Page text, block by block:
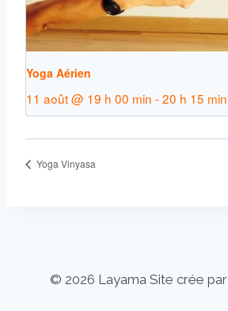
Yoga Aérien
11 août @ 19 h 00 min -20 h 15 min
Yoga Vinyasa
© 2026 Layama Site crée par